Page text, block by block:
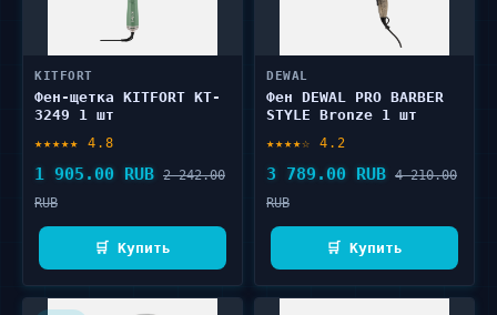
KITFORT
Фен-щетка KITFORT KT-
3249 1 шт
★★★★★ 4.8
1 905.00 RUB 2 242.00
RUB
🛒 Купить
DEWAL
Фен DEWAL PRO BARBER
STYLE Bronze 1 шт
★★★★☆ 4.2
3 789.00 RUB 4 210.00
RUB
🛒 Купить